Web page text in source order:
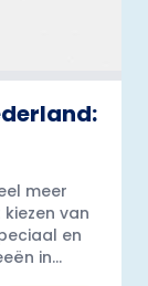
meer
van
en
in...